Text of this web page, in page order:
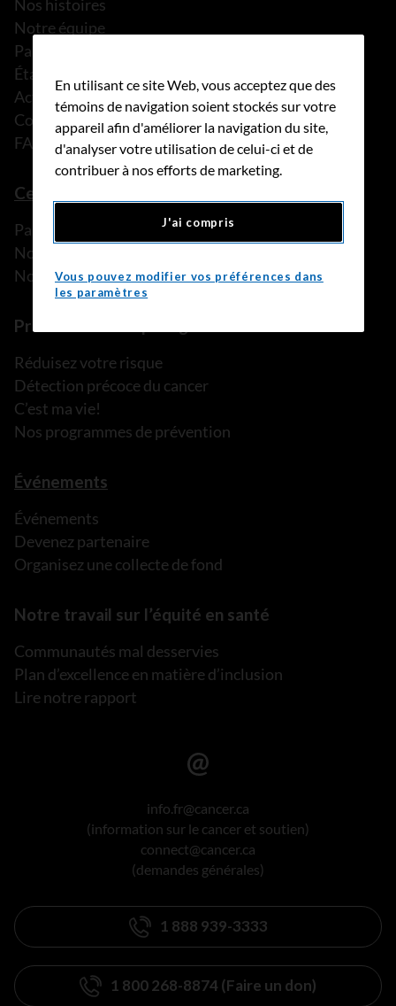
Nos histoires
Notre équipe
Partenariats
États financiers
Actualités
Communiqués de presse
FAQ
Ce que nous pouvons faire
Parler à une personne de confiance
Nos programmes et services
Nos ressources
Prévention et dépistage
Réduisez votre risque
Détection précoce du cancer
C’est ma vie!
Nos programmes de prévention
Événements
Événements
Devenez partenaire
Organisez une collecte de fond
Notre travail sur l’équité en santé
Communautés mal desservies
Plan d’excellence en matière d’inclusion
Lire notre rapport
info.fr@cancer.ca
(information sur le cancer et soutien)
connect@cancer.ca
(demandes générales)
1 888 939-3333
1 800 268-8874 (Faire un don)
En utilisant ce site Web, vous acceptez que des
témoins de navigation soient stockés sur votre
appareil afin d'améliorer la navigation du site,
d'analyser votre utilisation de celui-ci et de
contribuer à nos efforts de marketing.
J'ai compris
Vous pouvez modifier vos préférences dans
les paramètres